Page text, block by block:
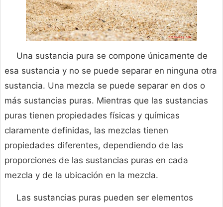
Una sustancia pura se compone únicamente de
esa sustancia y no se puede separar en ninguna otra
sustancia. Una mezcla se puede separar en dos o
más sustancias puras. Mientras que las sustancias
puras tienen propiedades físicas y químicas
claramente definidas, las mezclas tienen
propiedades diferentes, dependiendo de las
proporciones de las sustancias puras en cada
mezcla y de la ubicación en la mezcla.
Las sustancias puras pueden ser elementos